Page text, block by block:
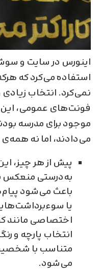
اینورس در سایت و
استفاده می‌کرد که
نمی‌کرد. انتخاب
فونت‌های عمومی،
موجود برای مدرسه
می‌دادند، اما نه همه‌ی
پیش از هر چیز،
به‌درستی منعکس
باعث می‌شود
یا
اختصاصی مانند
انتخاب پارچه و
متناسب با
می‌شود.